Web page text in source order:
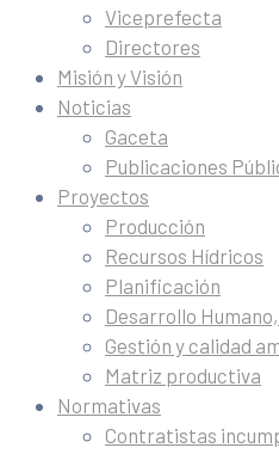
Viceprefecta
Directores
Misión y Visión
Noticias
Gaceta
Publicaciones
Proyectos
Producción
Recursos Hídricos
Planificación
Desarrollo
Gestión y calidad
Matriz productiva
Normativas
Contratistas